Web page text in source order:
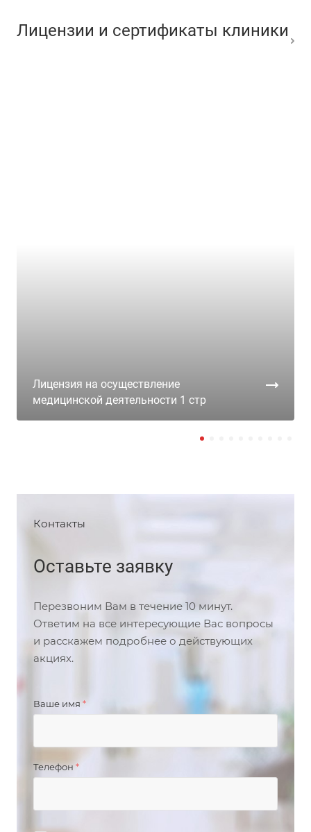
Лицензии и сертификаты клиники
Лицензия на осуществление
медицинской деятельности 1 стр
Контакты
Оставьте заявку
Перезвоним Вам в течение 10 минут.
Ответим на все интересующие Вас вопросы
и расскажем подробнее о действующих
акциях.
Ваше имя *
Телефон*